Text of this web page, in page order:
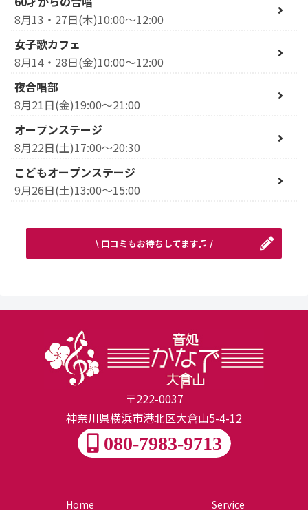
8月13・27日(木)10:00～12:00
女子歌カフェ
8月14・28日(金)10:00～12:00
夜合唱部
8月21日(金)19:00～21:00
オープンステージ
8月22日(土)17:00～20:30
こどもオープンステージ
9月26日(土)13:00～15:00
\ 口コミもお待ちしてます♫ /
〒222-0037
神奈川県横浜市港北区大倉山5-4-12
080-7983-9713
Home Service